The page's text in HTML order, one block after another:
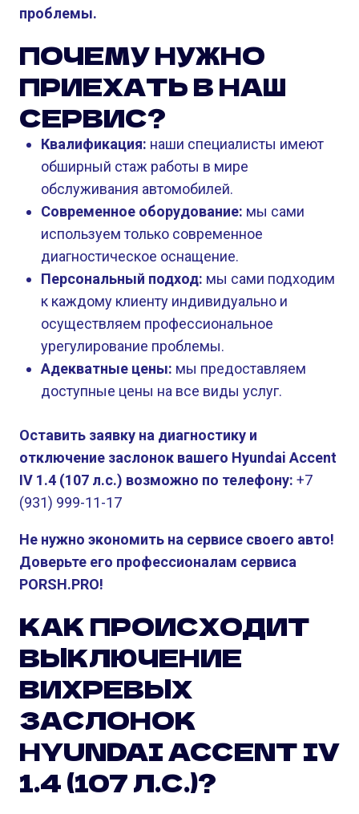
проблемы.
ПОЧЕМУ НУЖНО
ПРИЕХАТЬ В НАШ
СЕРВИС?
Квалификация: наши специалисты имеют
обширный стаж работы в мире
обслуживания автомобилей.
Современное оборудование: мы сами
используем только современное
диагностическое оснащение.
Персональный подход: мы сами подходим
к каждому клиенту индивидуально и
осуществляем профессиональное
урегулирование проблемы.
Адекватные цены: мы предоставляем
доступные цены на все виды услуг.
Оставить заявку на диагностику и
отключение заслонок вашего Hyundai Accent
IV 1.4 (107 л.с.) возможно по телефону: +7
(931) 999-11-17
Не нужно экономить на сервисе своего авто!
Доверьте его профессионалам сервиса
PORSH.PRO!
КАК ПРОИСХОДИТ
ВЫКЛЮЧЕНИЕ
ВИХРЕВЫХ
ЗАСЛОНОК
HYUNDAI ACCENT IV
1.4 (107 Л.С.)?